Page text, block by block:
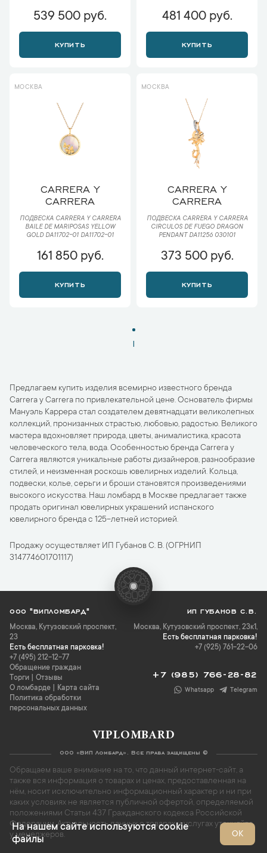
539 500 руб.
КУПИТЬ
481 400 руб.
КУПИТЬ
МОСКВА
CARRERA Y
CARRERA
ПОДВЕСКА CARRERA Y CARRERA
BAILE DE MARIPOSAS YELLOW
GOLD DA11702-01 DA11702-01
161 850 руб.
КУПИТЬ
МОСКВА
CARRERA Y
CARRERA
ПОДВЕСКА CARRERA Y CARRERA
CIRCULOS DE FUEGO DRAGON
PENDANT DA11256 030101
373 500 руб.
КУПИТЬ
1
Предлагаем купить изделия всемирно известного бренда
Carrera y Carrera по привлекательной цене. Основатель фирмы
Мануэль Каррера стал создателем девятнадцати великолепных
коллекций, пронизанных страстью, любовью, радостью. Великого
мастера вдохновляет природа, цветы, анималистика, красота
человеческого тела, вода. Особенностью бренда Carrera y
Carrera являются уникальные работы дизайнеров, разнообразие
стилей, и неизменная роскошь ювелирных изделий. Кольца,
подвески, колье, серьги и броши становятся произведениями
высокого искусства. Наш ломбард в Москве предлагает также
продать оригинал ювелирных украшений испанского
ювелирного бренда с 125-летней историей.
Продажу осуществляет ИП Губанов С. В. (ОГРНИП
314774601701117)
ООО "ВИПЛОМБАРД"
Москва, Кутузовский проспект,
23
Есть бесплатная парковка!
+7 (495) 212-12-77
Обращение граждан
Торги
Отзывы
О ломбарде
Карта сайта
Политика обработки
персональных данных
ИП ГУБАНОВ С.В.
Москва, Кутузовский проспект, 23к1,
Есть бесплатная парковка!
+7 (925) 761-22-06
+7 (985) 766-28-82
Whatsapp Telegram
VIPLOMBARD
ООО «ВИП Ломбард». Все права защищены ©
Обращаем ваше внимание на то, что данный интернет-сайт, а
также вся информация о товарах и ценах, предоставленная на
нём, носит исключительно информационный характер и ни при
каких условиях не является публичной офертой, определяемой
положениями Статьи 437 Гражданского кодекса Российской
Федерации. Актуальность данных о товарах и услугах уточняйте
у менеджеров.
На нашем сайте используются cookie
файлы
ОК